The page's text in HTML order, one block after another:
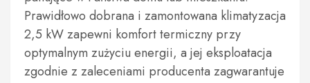
Prawidłowo dobrana i zamontowana klimatyzacja
2,5 kW zapewni komfort termiczny przy
optymalnym zużyciu energii, a jej eksploatacja
zgodnie z zaleceniami producenta zagwarantuje